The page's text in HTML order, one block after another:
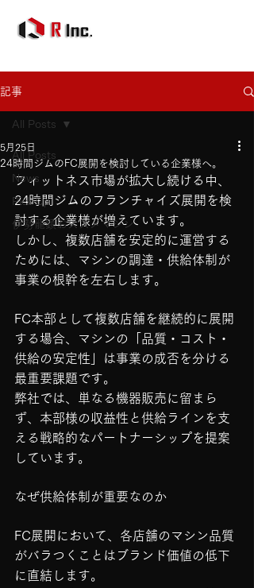
記事
All Posts
News
Pick Up
伊勢龍顕おススメマシン
All Posts
24時間ジムのFC展開を検討している企業様へ。
5月25日
フィットネス市場が拡大し続ける中、
24時間ジムのフランチャイズ展開を検
討する企業様が増えています。
しかし、複数店舗を安定的に運営する
ためには、マシンの調達・供給体制が
事業の根幹を左右します。
FC本部として複数店舗を継続的に展開
する場合、マシンの「品質・コスト・
供給の安定性」は事業の成否を分ける
最重要課題です。
弊社では、単なる機器販売に留まら
ず、本部様の収益性と供給ラインを支
える戦略的なパートナーシップを提案
しています。
なぜ供給体制が重要なのか
FC展開において、各店舗のマシン品質
がバラつくことはブランド価値の低下
に直結します。